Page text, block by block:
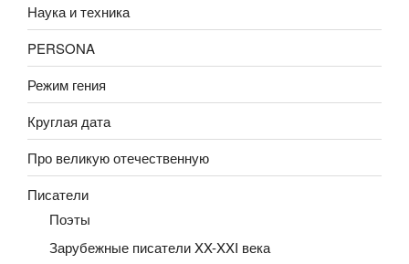
Наука и техника
PERSONA
Режим гения
Круглая дата
Про великую отечественную
Писатели
Поэты
Зарубежные писатели XX-XXI века